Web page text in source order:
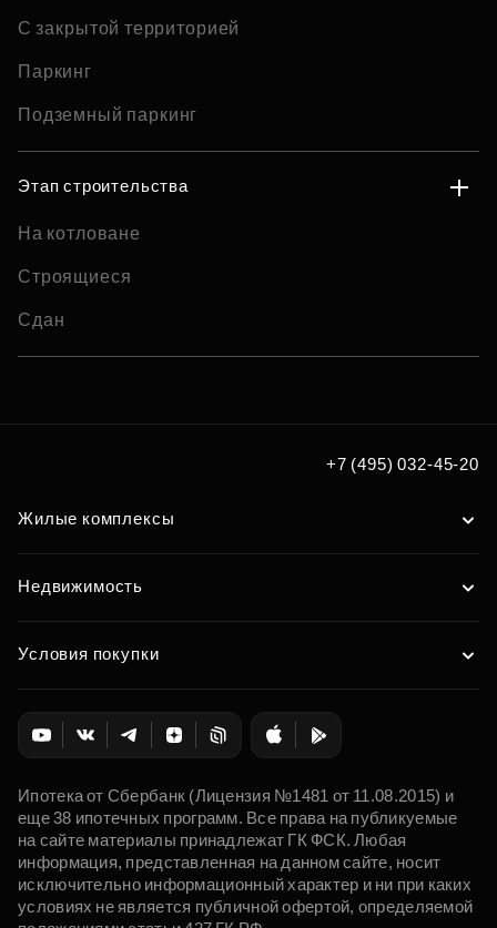
С закрытой территорией
Паркинг
Подземный паркинг
Этап строительства
На котловане
Строящиеся
Сдан
+7 (495) 032-45-20
Жилые комплексы
Недвижимость
Условия покупки
Ипотека от Сбербанк (Лицензия №1481 от 11.08.2015) и
еще 38 ипотечных программ. Все права на публикуемые
на сайте материалы принадлежат ГК ФСК. Любая
информация, представленная на данном сайте, носит
исключительно информационный характер и ни при каких
условиях не является публичной офертой, определяемой